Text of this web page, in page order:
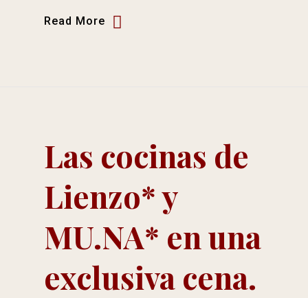
Read More
Las cocinas de
Lienzo* y
MU.NA* en una
exclusiva cena.